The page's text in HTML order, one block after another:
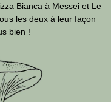
Bianca à Messei et Le
les deux à leur façon
bien !